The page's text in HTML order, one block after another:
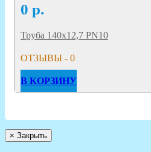
0 р.
Труба 140х12,7 PN10
ОТЗЫВЫ - 0
В КОРЗИНУ
× Закрыть